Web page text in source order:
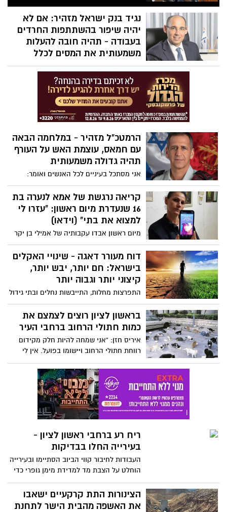
(ג') המוסד לביטוח לאומי עולה כי - ישראל
נמצאת בתחתית של התחתית בשיעור העוני
בהשוואה למדינות המפותחות בעולם. ומי לא
מודאג מהתוצאות העגומות?
נגיד בנק ישראל מזהיר: אם לא
יהיה שיפור בהשתתפות החרדים
בעבודה - תהיה חובה להעלות
משמעותית את המסים לכלל
תושבי ישראל
אם המדינה לא תפעל לשילוב החרדים
בעבודה, המצב הכלכלי בישראל יהיה בכי רע
יותר ויותר בכל שנה ורע מאוד בעוד עשור
הרמטכ"ל מזהיר - במלחמה הבאה
עם חמאס, עוצמת האש על העורף
תהיה גדולה משמעותית
אני מסתכל בעיניים לכל האנשים ואומר:
עוצמת האש תהיה גדולה. צריך להכיר את זה.
צריך להתכונן לזה. צריך להתכונן לזה צבאית.
צריך להתכונן לזה מבחינת הרשויות האזרחיות
וצריך להתכונן לזה גם מנטלית" כך מכין
הרמטכ"ל כוכבי את האזרחים
קריאה נרגשת של אמא לנערה בת
16 שנעדרת מיום ראשון: "עזרו לי
למצוא את בתי" (וידאו)
מיום ראשון אבדו עקבותיה של אמילי בן יקר
בת ה-16. האמא סילביה חוששת לחיי ביתה
ובקריאה נרגשת כאן באשדוד נט מבקשת את
עזרת הציבור
דוח מעורר דאגה - שינויי האקלים
בישראל: חם יותר, יבש יותר,
קיצוני יותר וגבוה יותר
התפרצות מחלות, התייבשות נחלים ובתי גידול
לחים, שריפות, האקלים יכווץ את הכלכלה
העולמית עד סוף המאה וגם את כלכלתה של
ישראל, שינויי האקלים על מדינות שכנות
בגבולות, התפשטות וריבוי מזיקים ועוד - זאת
התחזית הקודרת שעולה בימים אלו בוועידת
מדריד - מהן הפתרונות?
בראשון לציון רוצים לצמצם את
כמות חתולי הרחוב ברחבי העיר
איריס חזן: "אני שמחה להיות חלק מקידום
רווחת חתולי הרחוב ויישומו בפועל. אין לי
ספק שעוד אמשיך לפעול בתחום יחד עם
העירייה והעומד בראשה שמגלים שיתוף
פעולה ונכונות לעזור".
ריח רע ברחבי ראשון לציון -
בעירייה החלו בבדיקות
העבודות לחיבור קווי הביוב הסתיימו ובעירייה
הוחלט על הצבת מד למדידת מימן גופרי כדי
שכל חריגה תדווח בזמן אמת - התקווה
שפעולות עליהם הוחלט, יצמצמו את מטרדי
הריחות באזור מערב העיר
הצינורות התת קרקעיים ישאבו
את האשפה מהבית הישר לתחנת